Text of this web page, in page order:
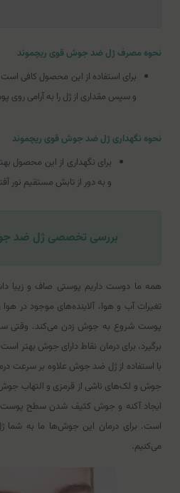
نحوه مصرف ژل ضد جوش قوی ریچموند
برای استفاده از این محصول کافی
و سپس مقداری از ژل را به آرامی روی
نحوه نگهداری ژل ضد جوش قوی ریچموند
برای نگهداری از این محصول
و به دور از تابش مستقیم نور
بررسی تخصصی ژل ضد
همه ما دوست داریم پوستی صاف و زیبا
تغیرات آب و هوا، آلاینده‌های موجود در
پوست شروع به جوش زدن می‌کند. وقتی
برگیرد، برای درمان نقاط دارای جوش بهتر
با استفاده از ژل ضد جوش علاوه بر سرعت
جوش و لک‌های ناشی از قرمزی و التهاب
ایجاد آکنه و جوش کثیف شدن سطح پوست
است. برای درمان این جوش‌ها ما به شما
می‌کنیم.